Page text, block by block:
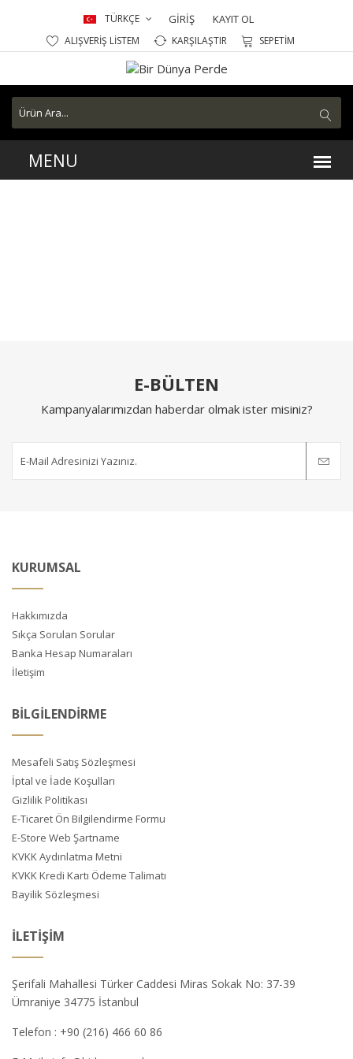
TÜRKÇE GİRİŞ KAYIT OL
ALIŞVERİŞ LİSTEM KARŞILAŞTIR SEPETİM
E-BÜLTEN
Kampanyalarımızdan haberdar olmak ister misiniz?
KURUMSAL
Hakkımızda
Sıkça Sorulan Sorular
Banka Hesap Numaraları
İletişim
BİLGİLENDİRME
Mesafeli Satış Sözleşmesi
İptal ve İade Koşulları
Gizlilik Politikası
E-Ticaret Ön Bilgilendirme Formu
E-Store Web Şartname
KVKK Aydınlatma Metni
KVKK Kredi Kartı Ödeme Talimatı
Bayilik Sözleşmesi
İLETIŞIM
Şerifali Mahallesi Türker Caddesi Miras Sokak No: 37-39
Ümraniye 34775 İstanbul
Telefon : +90 (216) 466 60 86